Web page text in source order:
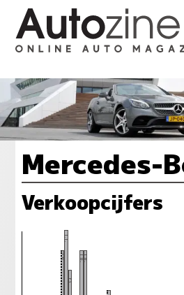
Mercedes-
Verkoopcijfers
10
11
9
10
10